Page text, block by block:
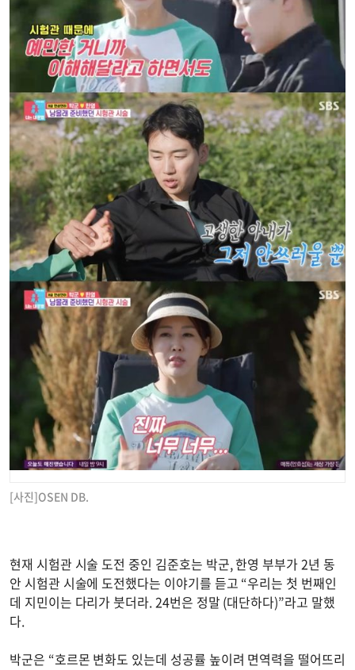
[사진]OSEN DB.
현재 시험관 시술 도전 중인 김준호는 박군, 한영 부부가 2년 동
안 시험관 시술에 도전했다는 이야기를 듣고 “우리는 첫 번째인
데 지민이는 다리가 붓더라. 24번은 정말 (대단하다)”라고 말했
다.
박군은 “호르몬 변화도 있는데 성공률 높이려 면역력을 떨어뜨리